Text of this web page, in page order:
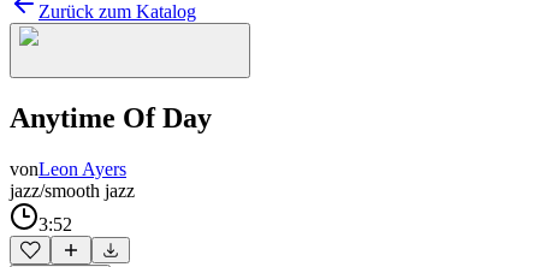
Zurück zum Katalog
Anytime Of Day
vonLeon Ayers
jazz/smooth jazz
3:52